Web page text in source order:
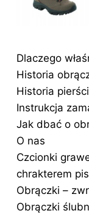
Dlaczego
Historia
Historia
Instrukcja
Jak dbać o
O nas
Czcionki
chrakterem
Obrączki –
Obrączki